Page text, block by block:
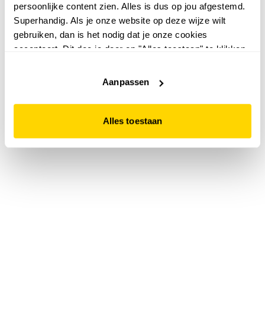
persoonlijke content zien. Alles is dus op jou afgestemd.
Superhandig. Als je onze website op deze wijze wilt
gebruiken, dan is het nodig dat je onze cookies
accepteert. Dit doe je door op "Alles toestaan" te klikken.
website niet optimaal functioneert.
Aanpassen
Alles toestaan